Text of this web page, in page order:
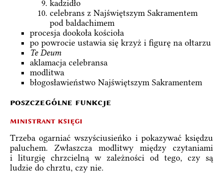
kadzidło
celebrans z Najświętszym Sakramentem
pod baldachimem
procesja dookoła kościoła
po powrocie ustawia się krzyż i figurę na ołtarzu
Te Deum
aklamacja celebransa
modlitwa
błogosławieństwo Najświętszym Sakramentem
poszczególne funkcje
ministrant księgi
Trzeba ogarniać wszyściusieńko i pokazywać księdzu
paluchem. Zwłaszcza modlitwy między czytaniami
i liturgię chrzcielną w zależności od tego, czy są
ludzie do chrztu, czy nie.